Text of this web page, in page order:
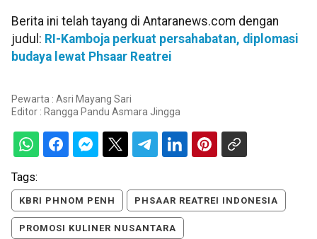
Berita ini telah tayang di Antaranews.com dengan
judul: RI-Kamboja perkuat persahabatan, diplomasi
budaya lewat Phsaar Reatrei
Pewarta : Asri Mayang Sari
Editor : Rangga Pandu Asmara Jingga
Tags:
KBRI PHNOM PENH PHSAAR REATREI INDONESIA
PROMOSI KULINER NUSANTARA